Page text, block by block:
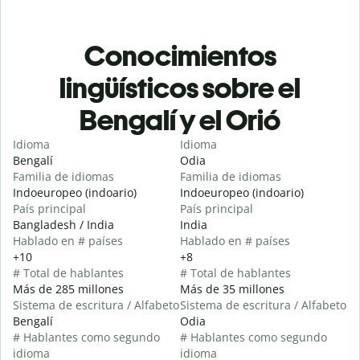
Conocimientos
lingüísticos sobre el
Bengalí y el Orió
Idioma
Bengalí
Familia de idiomas
Indoeuropeo (indoario)
País principal
Bangladesh / India
Hablado en # países
+10
# Total de hablantes
Más de 285 millones
Sistema de escritura / Alfabeto
Bengalí
# Hablantes como segundo
idioma
Idioma
Odia
Familia de idiomas
Indoeuropeo (indoario)
País principal
India
Hablado en # países
+8
# Total de hablantes
Más de 35 millones
Sistema de escritura / Alfabeto
Odia
# Hablantes como segundo
idioma